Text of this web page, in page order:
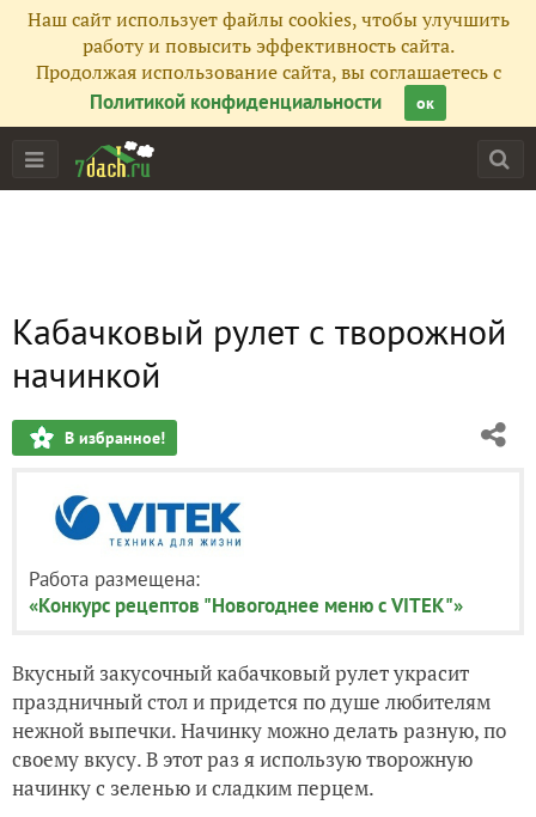
Наш сайт использует файлы cookies, чтобы улучшить
работу и повысить эффективность сайта.
Продолжая использование сайта, вы соглашаетесь с
Политикой конфиденциальности
ок
Кабачковый рулет с творожной
начинкой
В избранное!
Работа размещена:
«Конкурс рецептов "Новогоднее меню с VITEK"»
Вкусный закусочный кабачковый рулет украсит
праздничный стол и придется по душе любителям
нежной выпечки. Начинку можно делать разную, по
своему вкусу. В этот раз я использую творожную
начинку с зеленью и сладким перцем.